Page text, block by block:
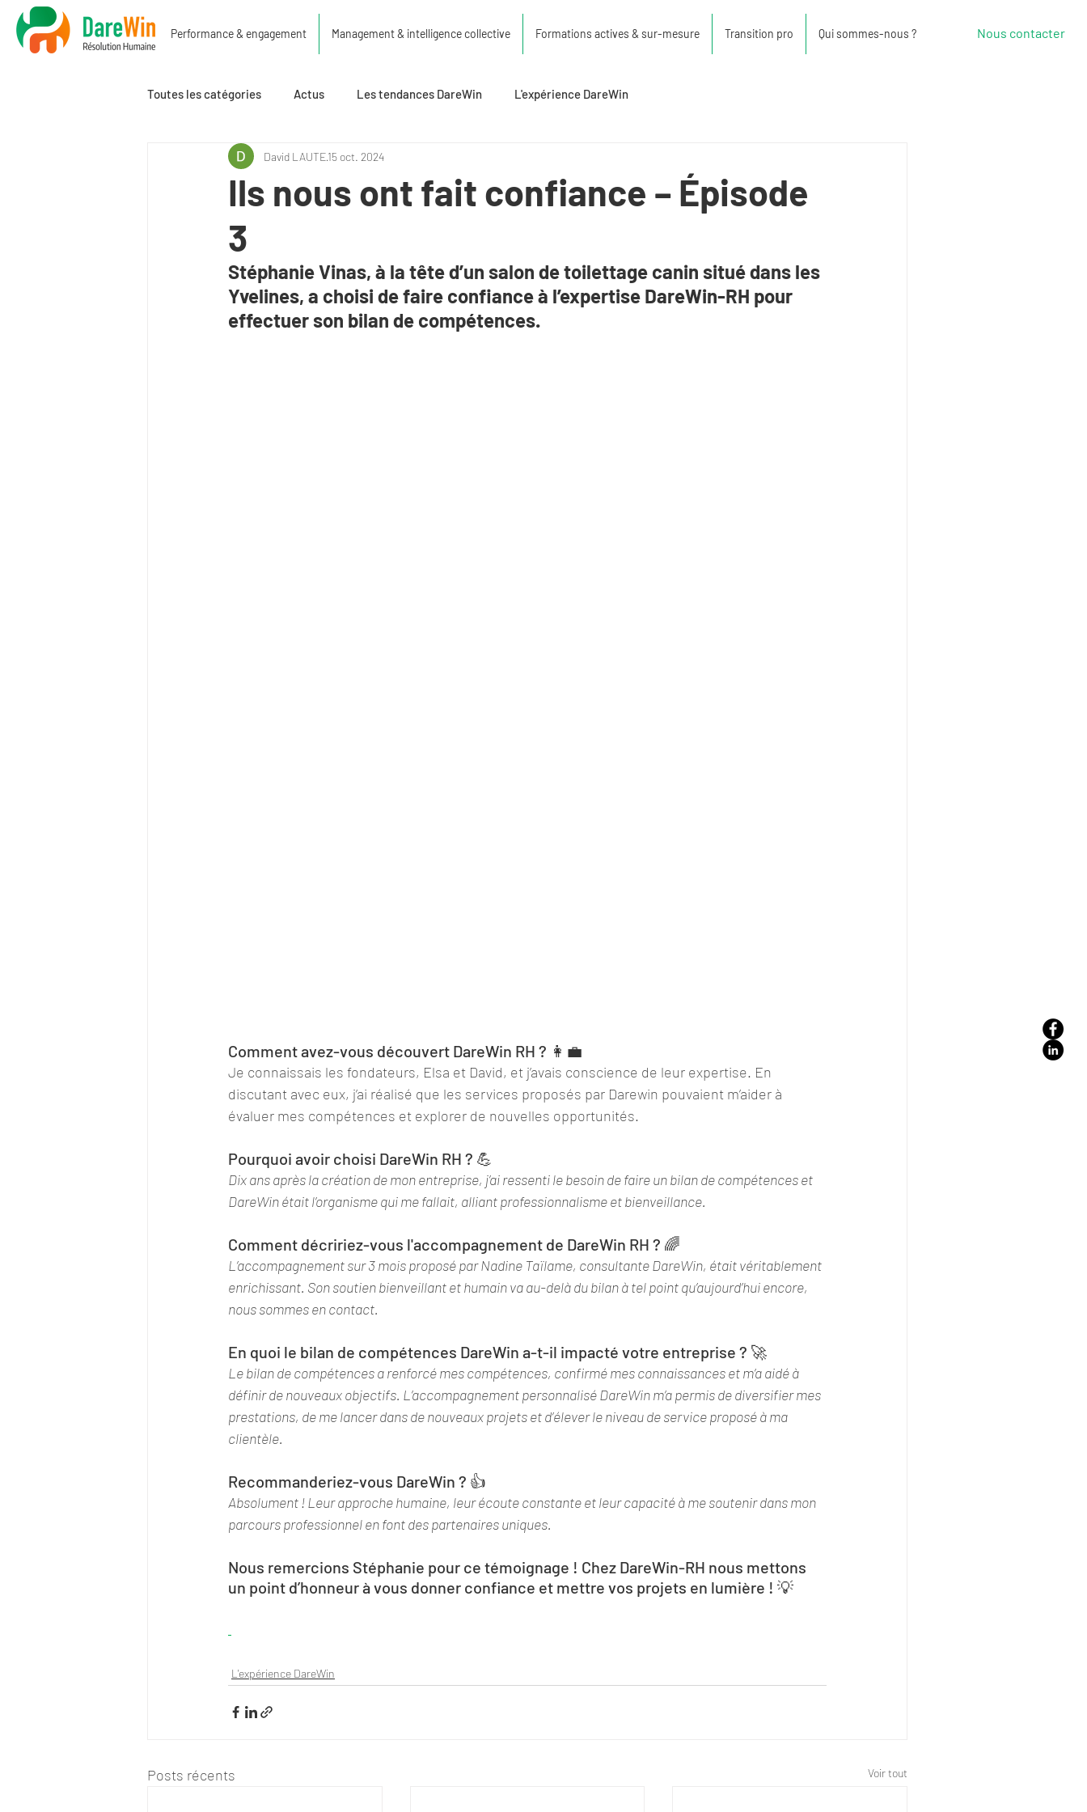
Nous contacter
Performance & engagement Management & intelligence collective Formations actives & sur-mesure Transition pro Qui sommes-nous ?
Toutes les catégories Actus Les tendances DareWin L'expérience DareWin
Ils nous ont fait confiance – Épisode
3
David LAUTE15 oct. 2024
Stéphanie Vinas, à la tête d’un salon de toilettage canin situé dans les
Yvelines, a choisi de faire confiance à l’expertise DareWin-RH pour
effectuer son bilan de compétences.
Comment avez-vous découvert DareWin RH ? 👩‍💼
Je connaissais les fondateurs, Elsa et David, et j’avais conscience de leur expertise. En
discutant avec eux, j’ai réalisé que les services proposés par Darewin pouvaient m’aider à
évaluer mes compétences et explorer de nouvelles opportunités.
Pourquoi avoir choisi DareWin RH ? 💪
Dix ans après la création de mon entreprise, j’ai ressenti le besoin de faire un bilan de compétences et
DareWin était l’organisme qui me fallait, alliant professionnalisme et bienveillance.
Comment décririez-vous l'accompagnement de DareWin RH ? 🌈
L’accompagnement sur 3 mois proposé par Nadine Taïlame, consultante DareWin, était véritablement
enrichissant. Son soutien bienveillant et humain va au-delà du bilan à tel point qu’aujourd’hui encore,
nous sommes en contact.
En quoi le bilan de compétences DareWin a-t-il impacté votre entreprise ? 🚀
Le bilan de compétences a renforcé mes compétences, confirmé mes connaissances et m’a aidé à
définir de nouveaux objectifs. L’accompagnement personnalisé DareWin m’a permis de diversifier mes
prestations, de me lancer dans de nouveaux projets et d’élever le niveau de service proposé à ma
clientèle.
Recommanderiez-vous DareWin ? 👍
Absolument ! Leur approche humaine, leur écoute constante et leur capacité à me soutenir dans mon
parcours professionnel en font des partenaires uniques.
Nous remercions Stéphanie pour ce témoignage ! Chez DareWin-RH nous mettons
un point d’honneur à vous donner confiance et mettre vos projets en lumière ! 💡
L'expérience DareWin
Posts récents Voir tout